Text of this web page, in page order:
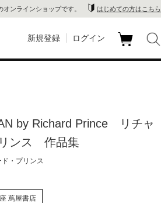
ンラインショップです。 はじめての方はこちら
蔦
新規登録 ログイン
by Richard Prince リチャ
ンス 作品集
・プリンス
蔦屋書店